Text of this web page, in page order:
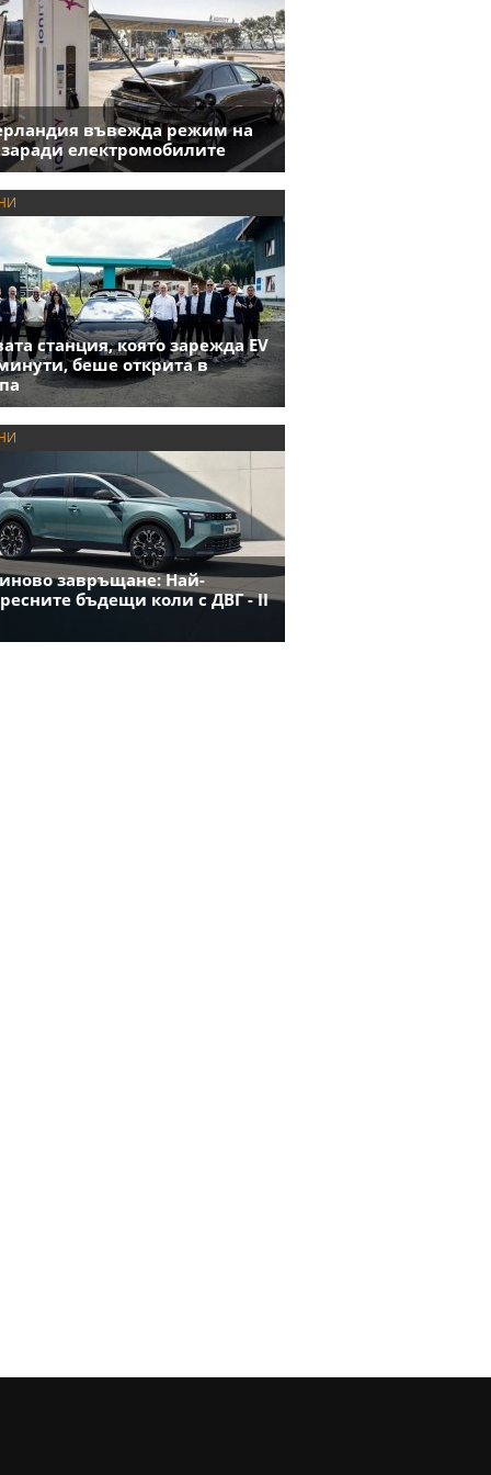
въвежда режим на
заради електромобилите
станция, която зарежда EV
беше открита в
завръщане: Най-
бъдещи коли с ДВГ - II